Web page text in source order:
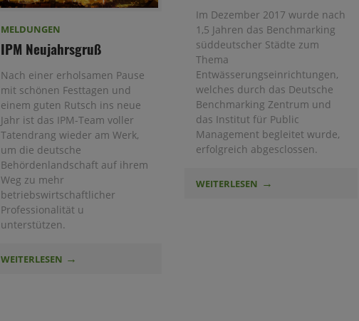
Im Dezember 2017 wurde nach
1,5 Jahren das Benchmarking
süddeutscher Städte zum
Thema
Entwässerungseinrichtungen,
welches durch das Deutsche
Benchmarking Zentrum und
das Institut für Public
Management begleitet wurde,
erfolgreich abgesclossen.
WEITERLESEN
MELDUNGEN
IPM Neujahrsgruß
Nach einer erholsamen Pause
mit schönen Festtagen und
einem guten Rutsch ins neue
Jahr ist das IPM-Team voller
Tatendrang wieder am Werk,
um die deutsche
Behördenlandschaft auf ihrem
Weg zu mehr
betriebswirtschaftlicher
Professionalität u
unterstützen.
WEITERLESEN